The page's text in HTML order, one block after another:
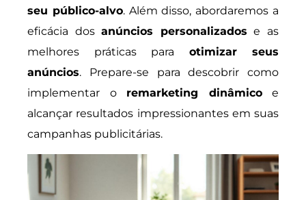
seu público-alvo. Além disso, abordaremos a
eficácia dosanúncios personalizados e as
melhores práticas para otimizar seus
anúncios. Prepare-se para descobrir como
implementar o remarketing dinâmicoe
alcançar resultados impressionantes em suas
campanhas publicitárias.